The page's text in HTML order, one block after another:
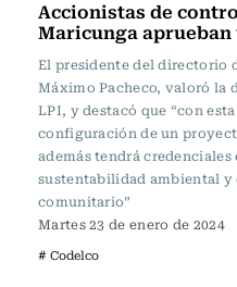
Accionistas de
Maricunga aprueban
El presidente del directorio
Máximo Pacheco, valoró la
LPI, y destacó que “con
configuración de un
además tendrá
sustentabilidad ambiental
comunitario”
Martes 23 de enero de 2024
# Codelco